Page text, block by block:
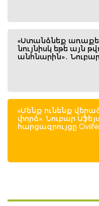
«Ստանձնեք
նույնիսկ եթե այն
անհնարին»․
«Մենք ունենք
փորձ». Նուբար
հարցազրույցը